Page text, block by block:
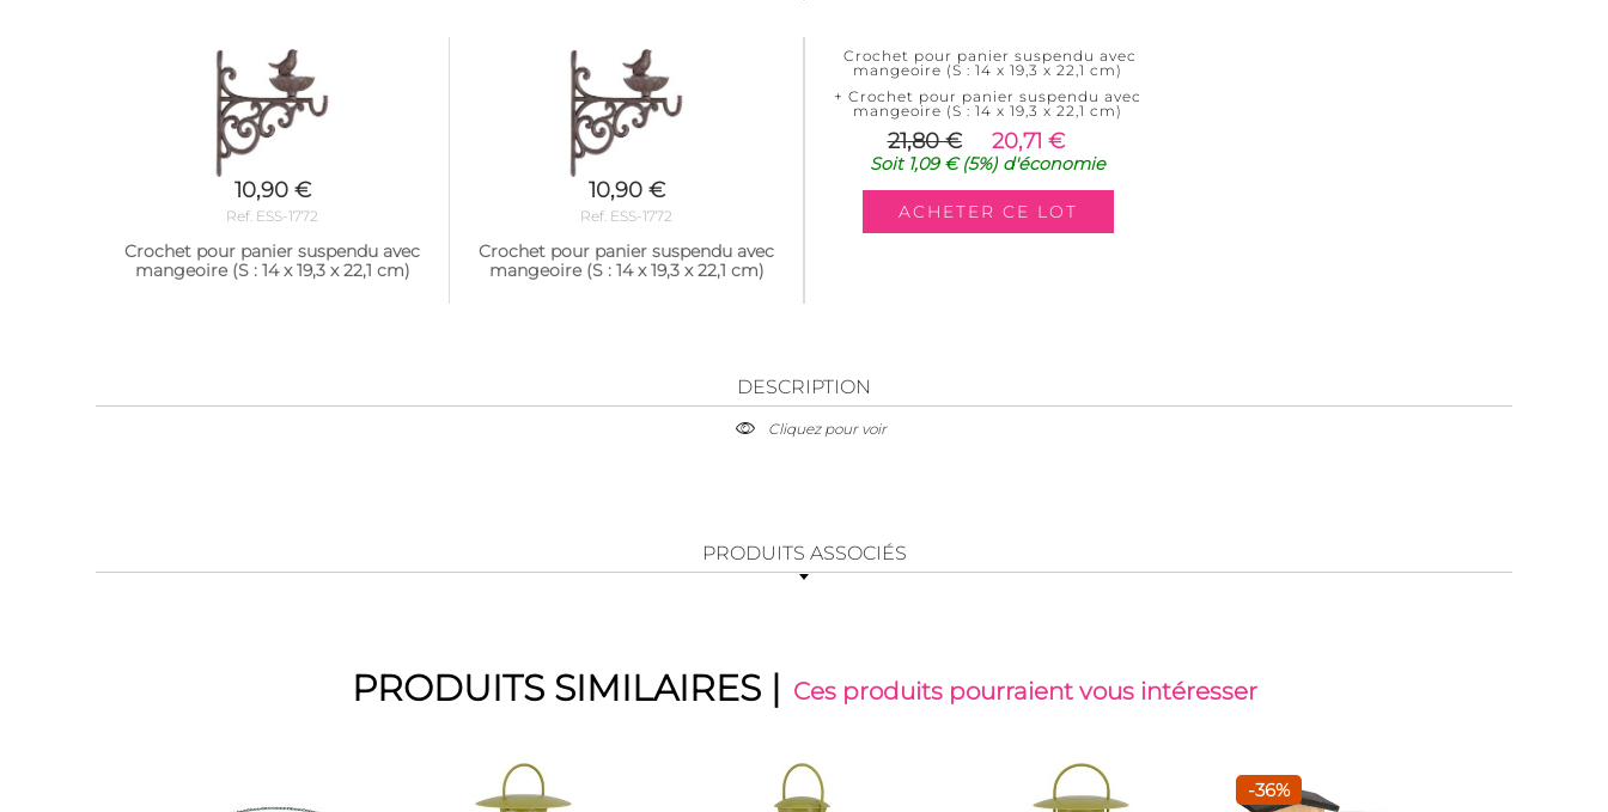
10,90 €
Ref. ESS-1772
Crochet pour panier suspendu avec
mangeoire (S : 14 x 19,3 x 22,1 cm)
10,90 €
Ref. ESS-1772
Crochet pour panier suspendu avec
mangeoire (S : 14 x 19,3 x 22,1 cm)
Crochet pour panier suspendu avec
mangeoire (S : 14 x 19,3 x 22,1 cm)
+ Crochet pour panier suspendu avec
mangeoire (S : 14 x 19,3 x 22,1 cm)
21,80 € 20,71 €
Soit 1,09 €(5%) d'économie
DESCRIPTION
Cliquez pour voir
PRODUITS ASSOCIÉS
PRODUITS SIMILAIRES | Ces produits pourraient vous intéresser
-36%